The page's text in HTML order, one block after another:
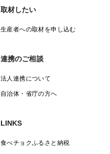
取材したい
生産者への取材を申し込む
連携のご相談
法人連携について
自治体・省庁の方へ
LINKS
食べチョクふるさと納税